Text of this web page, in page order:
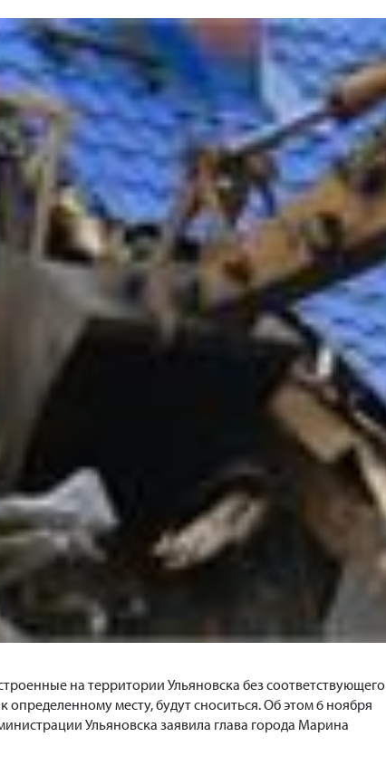
на территории Ульяновска без соответствующего
определенному месту, будут сноситься. Об этом 6 ноября
Ульяновска заявила глава города Марина